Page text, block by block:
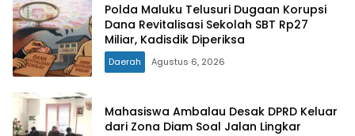
Polda Maluku Telusuri Dugaan Korupsi
Dana Revitalisasi Sekolah SBT Rp27
Miliar, Kadisdik Diperiksa
Daerah Agustus 6, 2026
Mahasiswa Ambalau Desak DPRD Keluar
dari Zona Diam Soal Jalan Lingkar